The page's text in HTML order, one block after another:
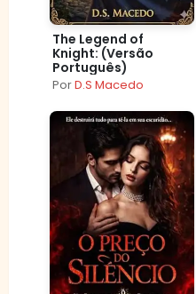
The Legend of
Knight: (Versão
Português)
PorD.S Macedo